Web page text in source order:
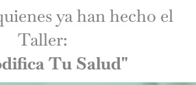
ya han hecho el
Taller:
Tu Salud"